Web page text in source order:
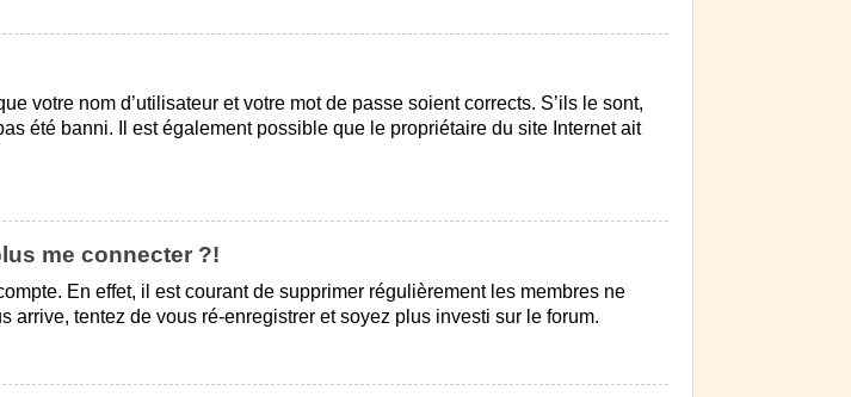
votre nom d’utilisateur et votre mot de passe soient corrects. S’ils le sont,
été banni. Il est également possible que le propriétaire du site Internet ait
me connecter ?!
En effet, il est courant de supprimer régulièrement les membres ne
tentez de vous ré-enregistrer et soyez plus investi sur le forum.